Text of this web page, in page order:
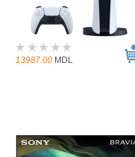
13987.00 MDL